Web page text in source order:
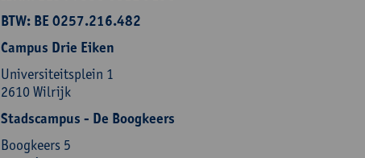
BTW: BE 0257.216.482
Campus Drie Eiken
Universiteitsplein 1
2610 Wilrijk
Stadscampus - De Boogkeers
Boogkeers 5